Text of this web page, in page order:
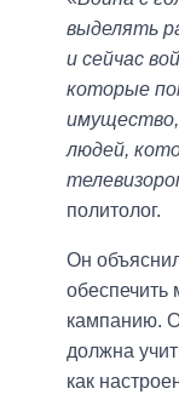
выделять
и сейчас
которые
имущество,
людей,
политолог.
Он
кампанию.
должна
как